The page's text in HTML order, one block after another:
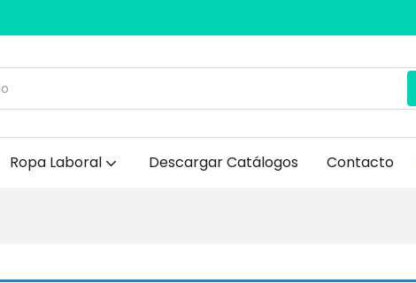
Ropa Laboral Descargar Catálogos Contacto